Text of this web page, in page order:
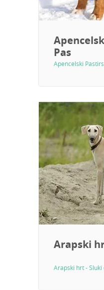
Pas
Apencelski
Arapski
Arapski hrt - Sluki